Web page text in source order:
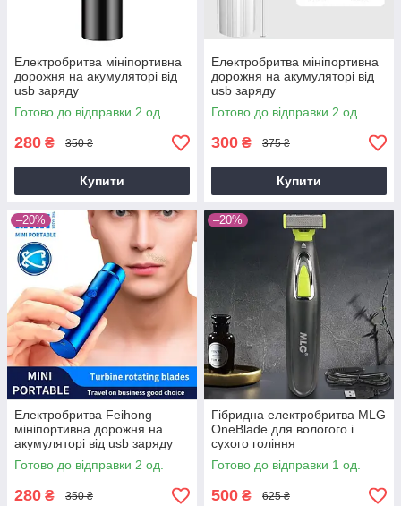
Електробритва мініпортивна
дорожня на акумуляторі від
usb заряду
Готово до відправки 2 од.
280 ₴ 350 ₴
Купити
Електробритва мініпортивна
дорожня на акумуляторі від
usb заряду
Готово до відправки 2 од.
300 ₴ 375 ₴
Купити
–20%
Електробритва Feihong
мініпортивна дорожня на
акумуляторі від usb заряду
Готово до відправки 2 од.
280 ₴ 350 ₴
–20%
Гібридна електробритва MLG
OneBlade для вологого і
сухого гоління
Готово до відправки 1 од.
500 ₴ 625 ₴